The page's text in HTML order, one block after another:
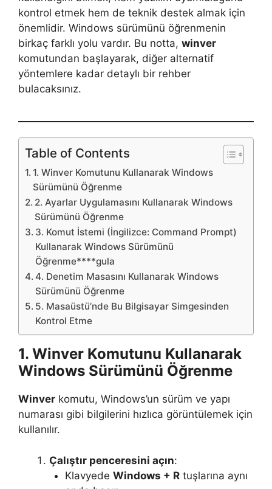
kontrol etmek hem de teknik destek almak için
önemlidir. Windows sürümünü öğrenmenin
birkaç farklı yolu vardır. Bu notta, winver
komutundan başlayarak, diğer alternatif
yöntemlere kadar detaylı bir rehber
bulacaksınız.
Table of Contents
1. Winver Komutunu Kullanarak Windows
Sürümünü Öğrenme
2. Ayarlar Uygulamasını Kullanarak Windows
Sürümünü Öğrenme
3. Komut İstemi (İngilizce: Command Prompt)
Kullanarak Windows Sürümünü
Öğrenme****gula
4. Denetim Masasını Kullanarak Windows
Sürümünü Öğrenme
5. Masaüstü’nde Bu Bilgisayar Simgesinden
Kontrol Etme
1. Winver Komutunu Kullanarak
Windows Sürümünü Öğrenme
Winver komutu, Windows’un sürüm ve yapı
numarası gibi bilgilerini hızlıca görüntülemek için
kullanılır.
Çalıştır penceresini açın:
Klavyede Windows + Rtuşlarına aynı